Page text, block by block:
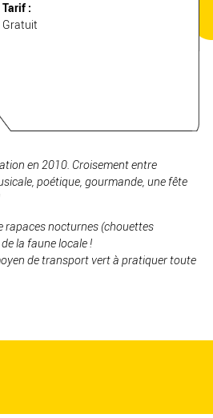
Tarif :
Gratuit
en 2010. Croisement entre
poétique, gourmande, une fête
rapaces nocturnes (chouettes
la faune locale !
de transport vert à pratiquer toute